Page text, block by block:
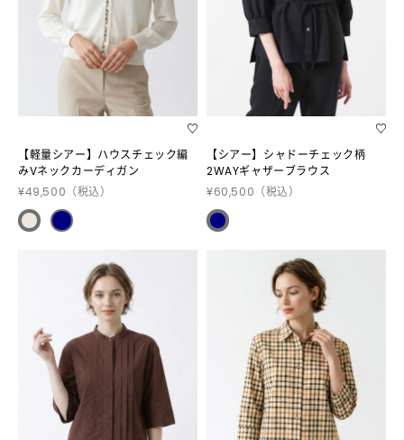
【軽量シアー】ハウスチェック編
みVネックカーディガン
¥49,500 （税込）
【シアー】シャドーチェック柄
2WAYギャザーブラウス
¥60,500 （税込）